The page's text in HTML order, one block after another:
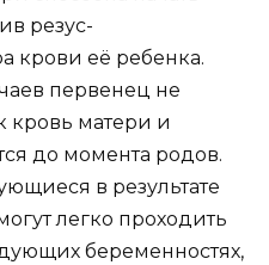
резус-
крови её ребенка.
первенец не
кровь матери и
до момента родов.
в результате
легко проходить
беременностях,